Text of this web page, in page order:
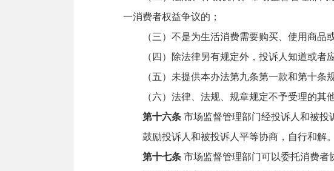
一消费者权益争议的；
（三）不是为生活消费需要购买、使用商品或
（四）除法律另有规定外，投诉人知道或者应
（五）未提供本办法第九条第一款和第十条规
（六）法律、法规、规章规定不予受理的其他
第十六条 市场监督管理部门经投诉人和被投
鼓励投诉人和被投诉人平等协商，自行和解。
第十七条 市场监督管理部门可以委托消费者